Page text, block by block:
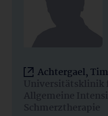
Achtergael,
Universitätsklinik
Allgemeine
Schmerztherapie